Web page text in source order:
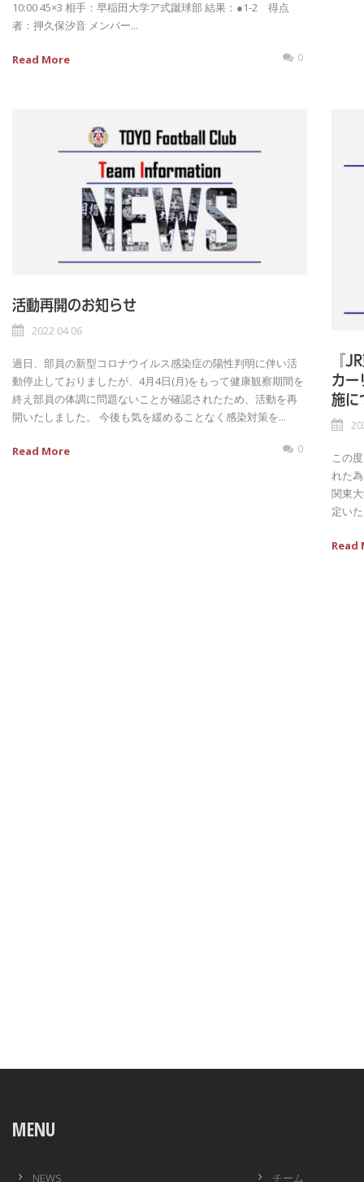
10:00 45×3 相手：早稲田大学ア式蹴球部 結果：●1-2 得点
者：押久保汐音 メンバー...
Read More 0
活動再開のお知らせ
2022 04 06
過日、部員の新型コロナウイルス感染症の陽性判明に伴い活
動停止しておりましたが、4月4日(月)をもって健康観察期間を
終え部員の体調に問題ないことが確認されたため、活動を再
開いたしました。 今後も気を緩めることなく感染対策を...
Read More 0
『
カー
施に
この
れた
関東
定いた
Read
MENU
NEWS
チーム